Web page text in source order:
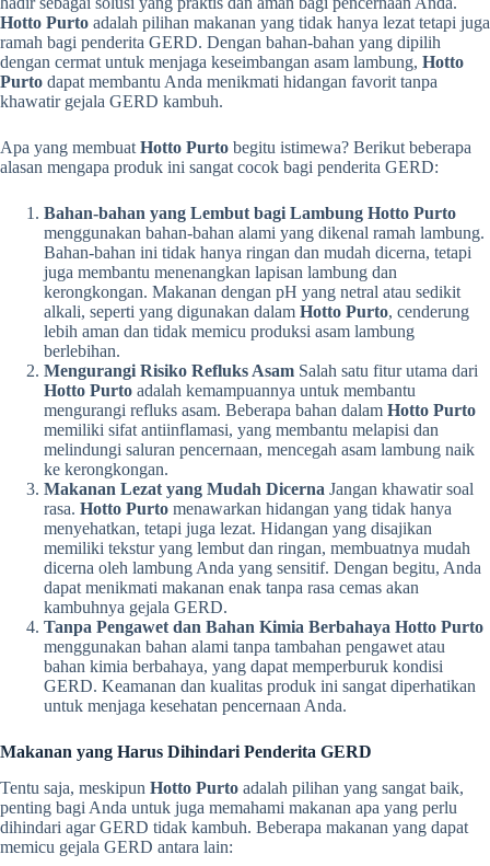
Hotto Purto adalah pilihan makanan yang tidak hanya lezat tetapi juga
ramah bagi penderita GERD. Dengan bahan-bahan yang dipilih
dengan cermat untuk menjaga keseimbangan asam lambung, Hotto
Purto dapat membantu Anda menikmati hidangan favorit tanpa
khawatir gejala GERD kambuh.
Apa yang membuat Hotto Purto begitu istimewa? Berikut beberapa
alasan mengapa produk ini sangat cocok bagi penderita GERD:
Bahan-bahan yang Lembut bagi Lambung Hotto Purto
menggunakan bahan-bahan alami yang dikenal ramah lambung.
Bahan-bahan ini tidak hanya ringan dan mudah dicerna, tetapi
juga membantu menenangkan lapisan lambung dan
kerongkongan. Makanan dengan pH yang netral atau sedikit
alkali, seperti yang digunakan dalam Hotto Purto, cenderung
lebih aman dan tidak memicu produksi asam lambung
berlebihan.
Mengurangi Risiko Refluks Asam Salah satu fitur utama dari
Hotto Purto adalah kemampuannya untuk membantu
mengurangi refluks asam. Beberapa bahan dalam Hotto Purto
memiliki sifat antiinflamasi, yang membantu melapisi dan
melindungi saluran pencernaan, mencegah asam lambung naik
ke kerongkongan.
Makanan Lezat yang Mudah Dicerna Jangan khawatir soal
rasa. Hotto Purto menawarkan hidangan yang tidak hanya
menyehatkan, tetapi juga lezat. Hidangan yang disajikan
memiliki tekstur yang lembut dan ringan, membuatnya mudah
dicerna oleh lambung Anda yang sensitif. Dengan begitu, Anda
dapat menikmati makanan enak tanpa rasa cemas akan
kambuhnya gejala GERD.
Tanpa Pengawet dan Bahan Kimia Berbahaya Hotto Purto
menggunakan bahan alami tanpa tambahan pengawet atau
bahan kimia berbahaya, yang dapat memperburuk kondisi
GERD. Keamanan dan kualitas produk ini sangat diperhatikan
untuk menjaga kesehatan pencernaan Anda.
Makanan yang Harus Dihindari Penderita GERD
Tentu saja, meskipun Hotto Purto adalah pilihan yang sangat baik,
penting bagi Anda untuk juga memahami makanan apa yang perlu
dihindari agar GERD tidak kambuh. Beberapa makanan yang dapat
memicu gejala GERD antara lain: